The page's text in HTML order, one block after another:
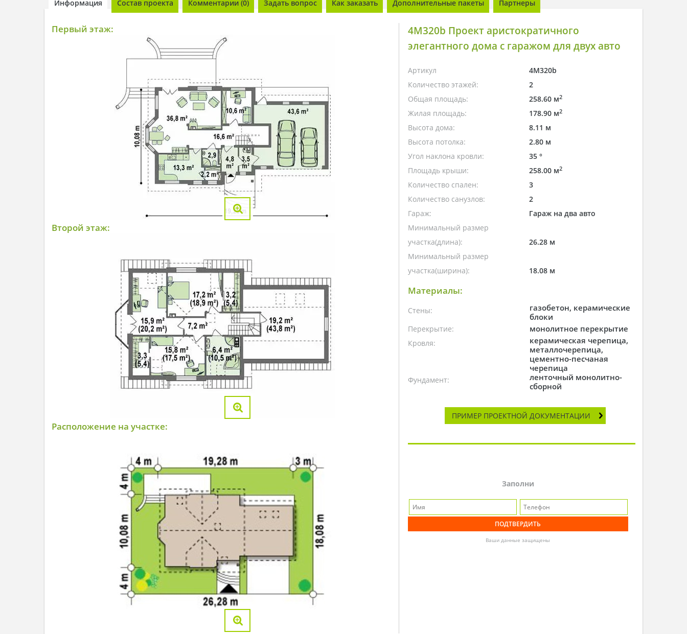
Информация Состав проекта Комментарии (0) Задать вопрос Как заказать Дополнительные пакеты Партнеры
Первый этаж:
Второй этаж:
Расположение на участке:
4M320b Проект аристократичного
элегантного дома с гаражом для двух авто
Артикул
4M320b
Количество этажей:
2
Общая площадь:
258.60 м2
Жилая площадь: 178.90 м2
Высота дома:
8.11 м
Высота потолка:
2.80 м
Угол наклона кровли:
35 °
Площадь крыши:
258.00 м2
Количество спален:
3
Количество санузлов:
2
Гараж:
Гараж на два авто
Минимальный размер
участка(длина):
26.28 м
Минимальный размер
участка(ширина):
18.08 м
Материалы:
Стены:
газобетон, керамические
блоки
Перекрытие: монолитное перекрытие
Кровля:
керамическая черепица,
металлочерепица,
цементно-песчаная
черепица
Фундамент:
ленточный монолитно-
сборной
ПРИМЕР ПРОЕКТНОЙ ДОКУМЕНТАЦИИ
Заполни
Ваши данные защищены